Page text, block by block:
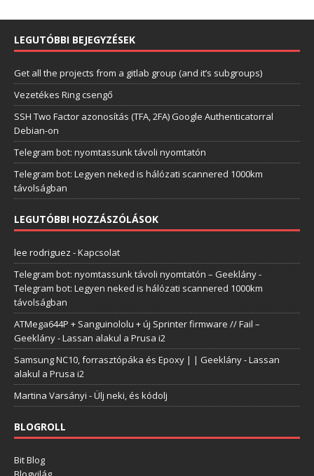
LEGUTÓBBI BEJEGYZÉSEK
Get all the projects from a gitlab group (and it’s subgroups)
Vezetékes Ring csengő
SSH Two Factor azonosítás (TFA, 2FA) Google Authenticatorral
Debian-on
Telegram bot: nyomtassunk távoli nyomtatón
Telegram bot: Legyen neked is hálózati scannered 1000km
távolságban
LEGUTÓBBI HOZZÁSZÓLÁSOK
lee rodriguez -Kapcsolat
Telegram bot: nyomtassunk távoli nyomtatón – Geeklány-
Telegram bot: Legyen neked is hálózati scannered 1000km
távolságban
ATMega644P + Sanguinololu + új Sprinter firmware // Fail –
Geeklány-Lassan alakul a Prusa i2
Samsung NC10, forrasztópáka és Epoxy | | Geeklány-Lassan
alakul a Prusa i2
Martina Varsányi -Ülj neki, és kódolj
BLOGROLL
Bit Blog